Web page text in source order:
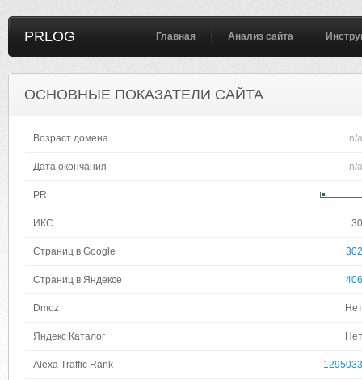
PRLOG Главная Анализ сайта
ОСНОВНЫЕ ПОКАЗАТЕЛИ САЙТА
Возраст домена n/a
Дата окончания n/a
PR
ИКС 30
Страниц в Google 302
Страниц в Яндексе 406
Dmoz Нет
Яндекс Каталог Нет
Alexa Traffic Rank 1295033